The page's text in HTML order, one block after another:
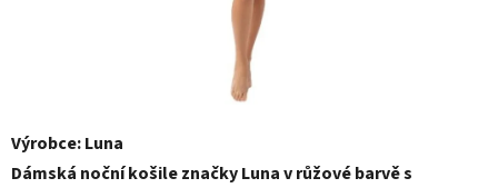
Výrobce: Luna
Dámská noční košile značky Luna v růžové barvě s